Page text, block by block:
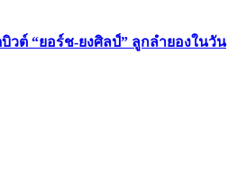
วต์ “ยอร์ช-ยงศิลป์” ลูกลำยองในวัน